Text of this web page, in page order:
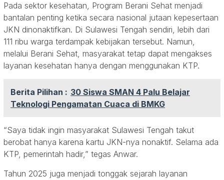
Pada sektor kesehatan, Program Berani Sehat menjadi
bantalan penting ketika secara nasional jutaan kepesertaan
JKN dinonaktifkan. Di Sulawesi Tengah sendiri, lebih dari
111 ribu warga terdampak kebijakan tersebut. Namun,
melalui Berani Sehat, masyarakat tetap dapat mengakses
layanan kesehatan hanya dengan menggunakan KTP.
Berita Pilihan : 30 Siswa SMAN 4 Palu Belajar
Teknologi Pengamatan Cuaca di BMKG
“Saya tidak ingin masyarakat Sulawesi Tengah takut
berobat hanya karena kartu JKN-nya nonaktif. Selama ada
KTP, pemerintah hadir,” tegas Anwar.
Tahun 2025 juga menjadi tonggak sejarah layanan